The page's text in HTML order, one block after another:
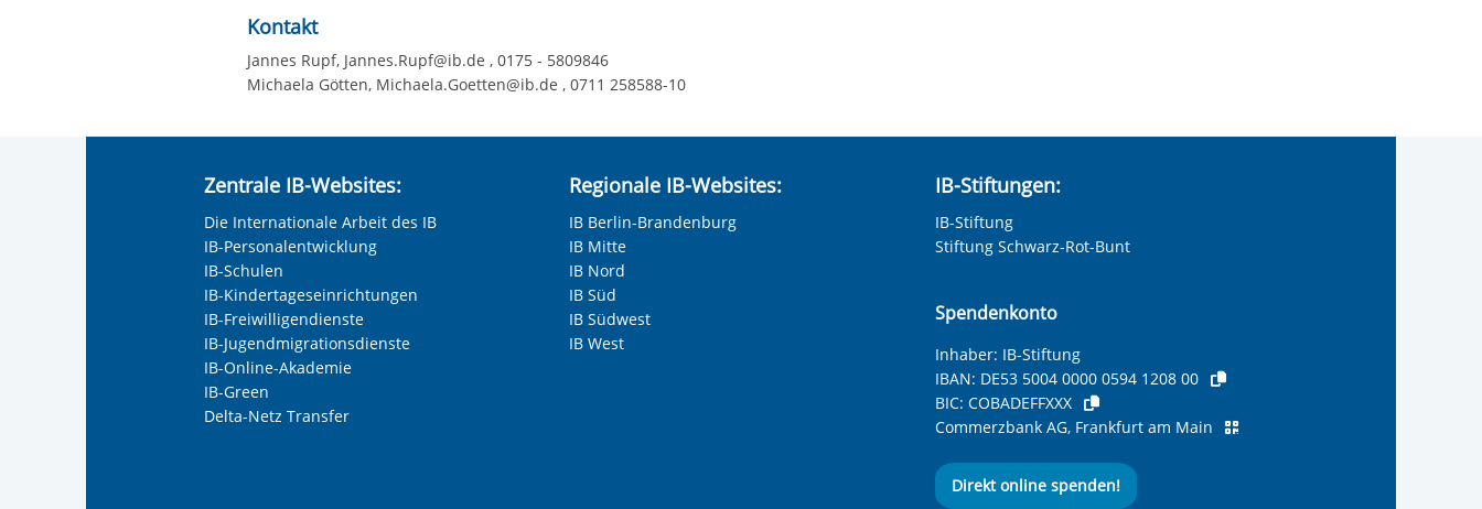
Kontakt
Jannes Rupf, Jannes.Rupf@ib.de , 0175 - 5809846
Michaela Götten, Michaela.Goetten@ib.de , 0711 258588-10
Zentrale IB-Websites:
Die Internationale Arbeit des IB
IB-Personalentwicklung
IB-Schulen
IB-Kindertageseinrichtungen
IB-Freiwilligendienste
IB-Jugendmigrationsdienste
IB-Online-Akademie
IB-Green
Delta-Netz Transfer
Regionale IB-Websites:
IB Berlin-Brandenburg
IB Mitte
IB Nord
IB Süd
IB Südwest
IB West
IB-Stiftungen:
IB-Stiftung
Stiftung Schwarz-Rot-Bunt
Spendenkonto
Inhaber: IB-Stiftung
IBAN: DE53 5004 0000 0594 1208 00
BIC: COBADEFFXXX
Commerzbank AG, Frankfurt am Main
Direkt online spenden!